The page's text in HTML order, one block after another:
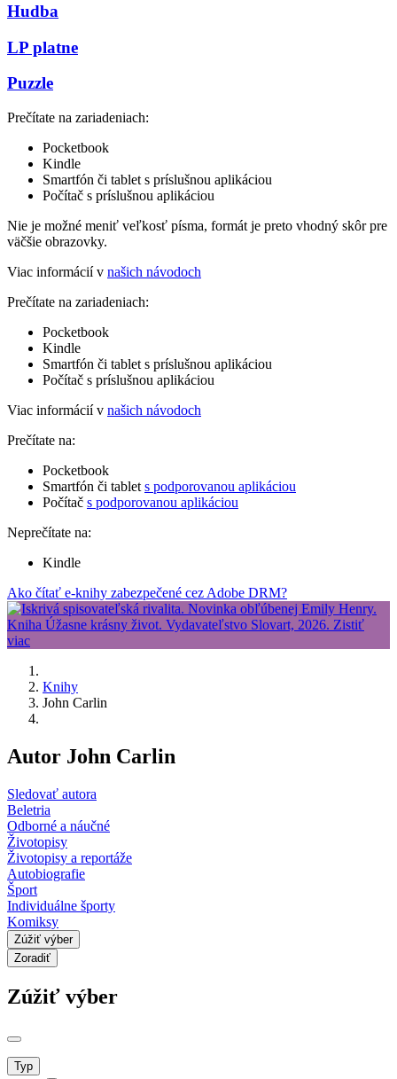
Hudba
LP platne
Puzzle
Prečítate na zariadeniach:
Pocketbook
Kindle
Smartfón či tablet s príslušnou aplikáciou
Počítač s príslušnou aplikáciou
Nie je možné meniť veľkosť písma, formát je preto vhodný skôr pre
väčšie obrazovky.
Viac informácií v našich návodoch
Prečítate na zariadeniach:
Pocketbook
Kindle
Smartfón či tablet s príslušnou aplikáciou
Počítač s príslušnou aplikáciou
Viac informácií v našich návodoch
Prečítate na:
Pocketbook
Smartfón či tablet s podporovanou aplikáciou
Počítač s podporovanou aplikáciou
Neprečítate na:
Kindle
Ako čítať e-knihy zabezpečené cez Adobe DRM?
Knihy
John Carlin
Autor John Carlin
Sledovať autora
Beletria
Odborné a náučné
Životopisy
Životopisy a reportáže
Autobiografie
Šport
Individuálne športy
Komiksy
Zúžiť výber
Zoradiť
Zúžiť výber
Typ